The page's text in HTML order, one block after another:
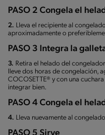
PASO 2 Congela el
2. Lleva el recipiente al
aproximadamente o
PASO 3 Integra la
3. Retira el helado del
lleve dos horas de congelación,
COCOSETTE® y con una
integrar bien.
PASO 4 Congela el
4. Lleva nuevamente al